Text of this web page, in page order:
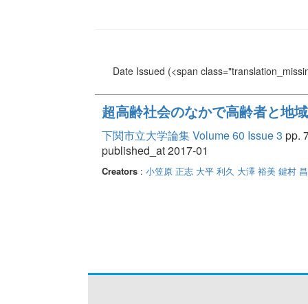
Date Issued (<span
超高齢社会のなかで高齢者と地
下関市立大学論集 Volume 60 Issue 3 pp.
published_at 2017-01
Creators: 小笠原 正志 大平 利久 大澤 裕美 鍵村